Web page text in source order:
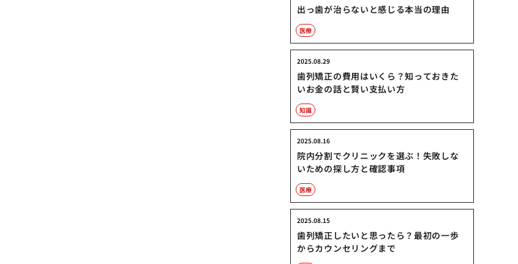
出っ歯が治らないと感じる本当の理由
医療
歯列矯正の費用はいくら？知っておきた
いお金の話と賢い支払い方
2025.08.29
知識
院内分割でクリニックを選ぶ！失敗しな
いための探し方と確認事項
2025.08.16
医療
歯列矯正したいと思ったら？最初の一歩
からカウンセリングまで
2025.08.15